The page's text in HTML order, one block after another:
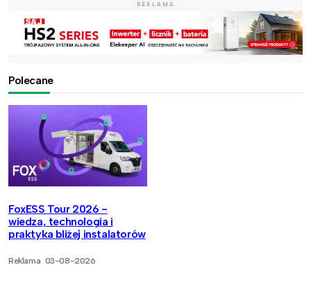
REKLAMA
Polecane
FoxESS Tour 2026 -
wiedza, technologia i
praktyka bliżej instalatorów
Reklama 03-08-2026